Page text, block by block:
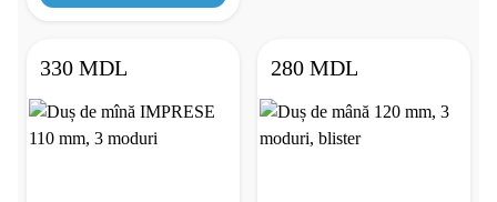
330 MDL 280 MDL